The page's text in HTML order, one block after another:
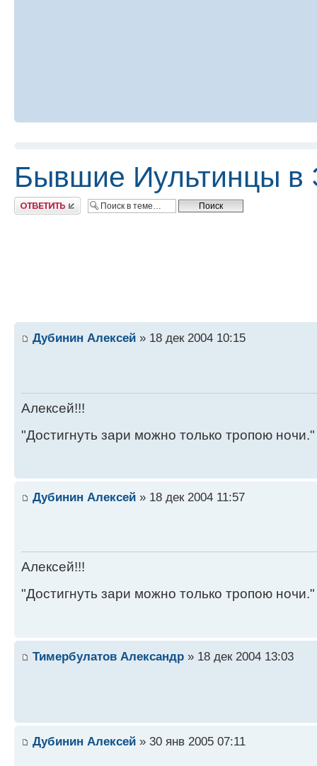
Бывшие Иультинцы в
Ответить
Дубинин Алексей » 18 дек 2004 10:15
Алексей!!!
"Достигнуть зари можно только тропою ночи."
Дубинин Алексей » 18 дек 2004 11:57
Алексей!!!
"Достигнуть зари можно только тропою ночи."
Тимербулатов Александр » 18 дек 2004 13:03
Дубинин Алексей » 30 янв 2005 07:11